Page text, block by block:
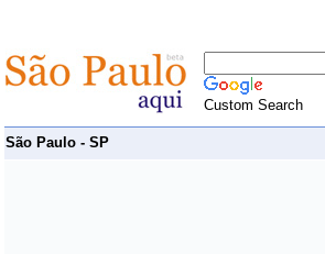
Custom Search
São Paulo - SP